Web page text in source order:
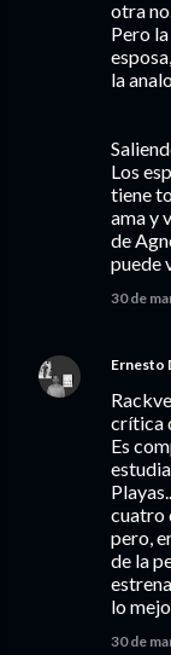
otra
Pero
la
Los
tiene
ama y
de
puede
30 de
Ernesto
crítica
Es
cuatro
pero,
de la
lo
30 de